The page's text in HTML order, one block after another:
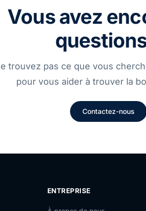
Vous avez
trouvez pas ce que vous
pour vous aider à trouver la
Contactez-nous
ENTREPRISE